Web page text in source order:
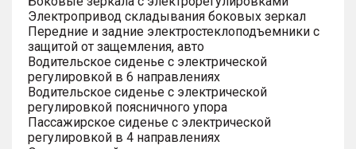
Электропривод складывания боковых зеркал
Передние и задние электростеклоподъемники с
защитой от защемления, авто
Водительское сиденье с электрической
регулировкой в 6 направлениях
Водительское сиденье с электрической
регулировкой поясничного упора
Пассажирское сиденье с электрической
регулировкой в 4 направлениях